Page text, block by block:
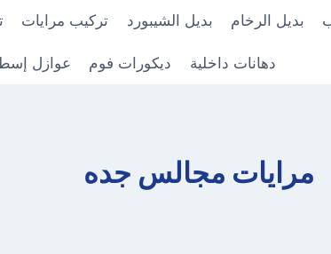
بديل الرخام بديل الشيبورد تركيب مرايات
دهانات داخلية ديكورات فوم عوازل
مرايات مجالس جده